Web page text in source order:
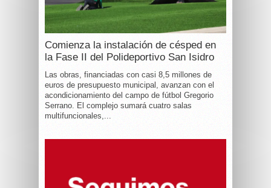
Comienza la instalación de césped en
la Fase II del Polideportivo San Isidro
Las obras, financiadas con casi 8,5 millones de
euros de presupuesto municipal, avanzan con el
acondicionamiento del campo de fútbol Gregorio
Serrano. El complejo sumará cuatro salas
multifuncionales,...